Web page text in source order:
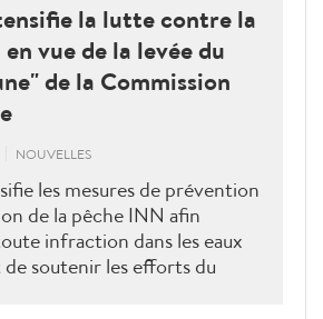
la lutte contre la
vue de la levée du
de la Commission
NOUVELLES
les mesures de prévention
de la pêche INN afin
infraction dans les eaux
soutenir les efforts du